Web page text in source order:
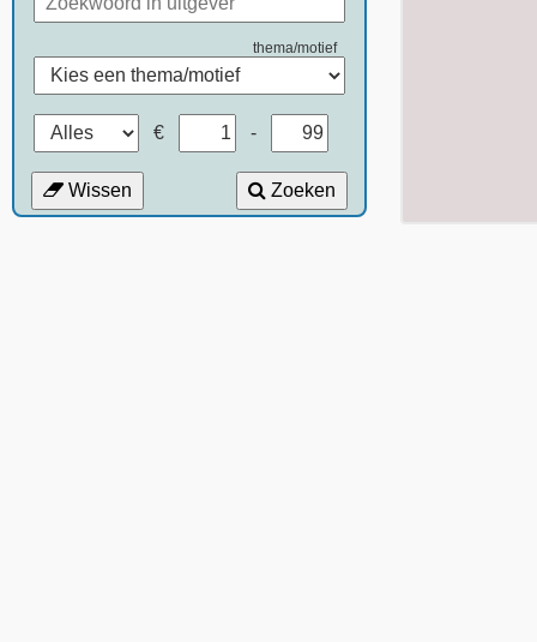
thema/motief
€ -
Wissen Zoeken